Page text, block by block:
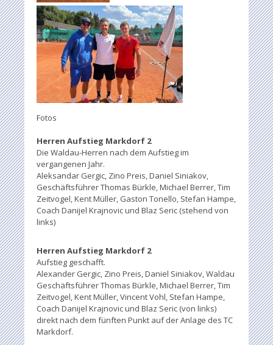
Fotos
Herren Aufstieg Markdorf 2
Die Waldau-Herren nach dem Aufstieg im
vergangenen Jahr.
Aleksandar Gergic, Zino Preis, Daniel Siniakov,
Geschäftsführer Thomas Bürkle, Michael Berrer, Tim
Zeitvogel, Kent Müller, Gaston Tonello, Stefan Hampe,
Coach Danijel Krajnovic und Blaz Seric (stehend von
links)
Herren Aufstieg Markdorf 2
Aufstieg geschafft.
Alexander Gergic, Zino Preis, Daniel Siniakov, Waldau
Geschäftsführer Thomas Bürkle, Michael Berrer, Tim
Zeitvogel, Kent Müller, Vincent Vohl, Stefan Hampe,
Coach Danijel Krajnovic und Blaz Seric (von links)
direkt nach dem fünften Punkt auf der Anlage des TC
Markdorf.